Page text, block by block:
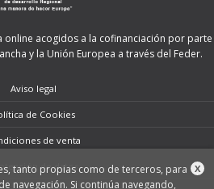
online acogidos a la cofinanciación por parte
y la Unión Europea a través del Feder.
Aviso legal
de Cookies
de venta
de datos X
tanto propias como de terceros, para
navegación. Si continúa navegando,